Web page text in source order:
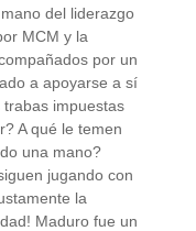
del liderazgo
MCM y la
por un
a apoyarse a sí
impuestas
A qué le temen
una mano?
jugando con
la
Maduro fue un